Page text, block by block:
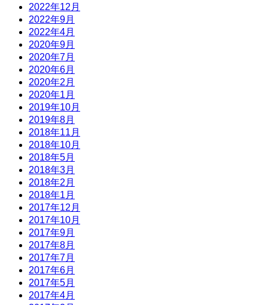
2022年12月
2022年9月
2022年4月
2020年9月
2020年7月
2020年6月
2020年2月
2020年1月
2019年10月
2019年8月
2018年11月
2018年10月
2018年5月
2018年3月
2018年2月
2018年1月
2017年12月
2017年10月
2017年9月
2017年8月
2017年7月
2017年6月
2017年5月
2017年4月